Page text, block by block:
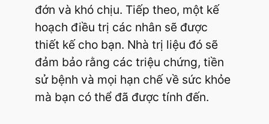
đớn và khó chịu. Tiếp theo, một kế
hoạch điều trị các nhân sẽ được
thiết kế cho bạn. Nhà trị liệu đó sẽ
đảm bảo rằng các triệu chứng, tiền
sử bệnh và mọi hạn chế về sức khỏe
mà bạn có thể đã được tính đến.